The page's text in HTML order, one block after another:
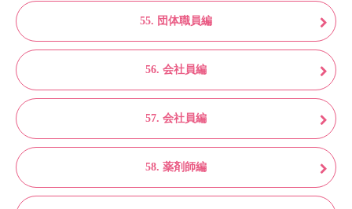
55. 団体職員編
56. 会社員編
57. 会社員編
58. 薬剤師編